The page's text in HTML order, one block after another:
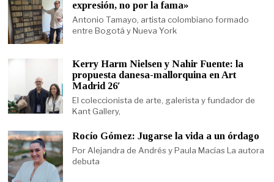
expresión, no por la fama»
Antonio Tamayo, artista colombiano formado
entre Bogotá y Nueva York
Kerry Harm Nielsen y Nahir Fuente: la
propuesta danesa-mallorquina en Art
Madrid 26′
El coleccionista de arte, galerista y fundador de
Kant Gallery,
Rocío Gómez: Jugarse la vida a un órdago
Por Alejandra de Andrés y Paula Macías La autora
debuta